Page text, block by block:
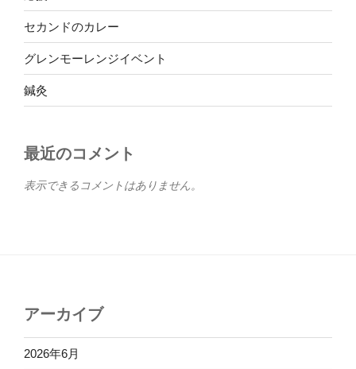
セカンドのカレー
グレンモーレンジイベント
鍼灸
最近のコメント
表示できるコメントはありません。
アーカイブ
2026年6月